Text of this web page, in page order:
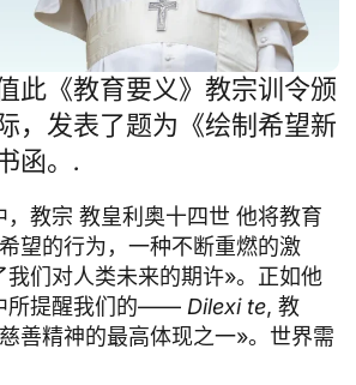
此《教育要义》教宗训令颁
，发表了题为《绘制希望新
函。.
，教宗 教皇利奥十四世 他将教育
望的行为，一种不断重燃的激
我们对人类未来的期许»。正如他
所提醒我们的—— Dilexi te, 教
善精神的最高体现之一»。世界需